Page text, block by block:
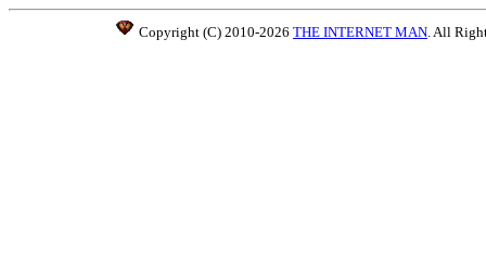
Copyright (C) 2010-2026 THE INTERNET MAN . All